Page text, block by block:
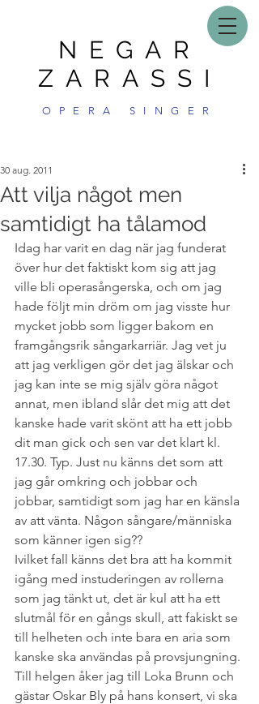
NEGAR
ZARASSI
OPERA SINGER
Att vilja något men
samtidigt ha tålamod
30 aug. 2011
Idag har varit en dag när jag funderat
över hur det faktiskt kom sig att jag
ville bli operasångerska, och om jag
hade följt min dröm om jag visste hur
mycket jobb som ligger bakom en
framgångsrik sångarkarriär. Jag vet ju
att jag verkligen gör det jag älskar och
jag kan inte se mig själv göra något
annat, men ibland slår det mig att det
kanske hade varit skönt att ha ett jobb
dit man gick och sen var det klart kl.
17.30. Typ. Just nu känns det som att
jag går omkring och jobbar och
jobbar, samtidigt som jag har en känsla
av att vänta. Någon sångare/människa
som känner igen sig??
Ivilket fall känns det bra att ha kommit
igång med instuderingen av rollerna
som jag tänkt ut, det är kul att ha ett
slutmål för en gångs skull, att fakiskt se
till helheten och inte bara en aria som
kanske ska användas på provsjungning.
Till helgen åker jag till Loka Brunn och
gästar Oskar Bly på hans konsert, vi ska